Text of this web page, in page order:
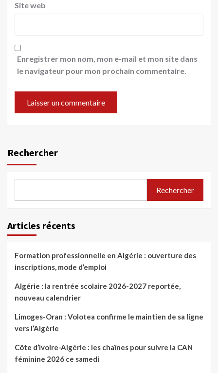
Site web
Enregistrer mon nom, mon e-mail et mon site dans
le navigateur pour mon prochain commentaire.
Rechercher
Rechercher
Articles récents
Formation professionnelle en Algérie : ouverture des
inscriptions, mode d’emploi
Algérie : la rentrée scolaire 2026-2027 reportée,
nouveau calendrier
Limoges-Oran : Volotea confirme le maintien de sa ligne
vers l’Algérie
Côte d’Ivoire-Algérie : les chaînes pour suivre la CAN
féminine 2026 ce samedi